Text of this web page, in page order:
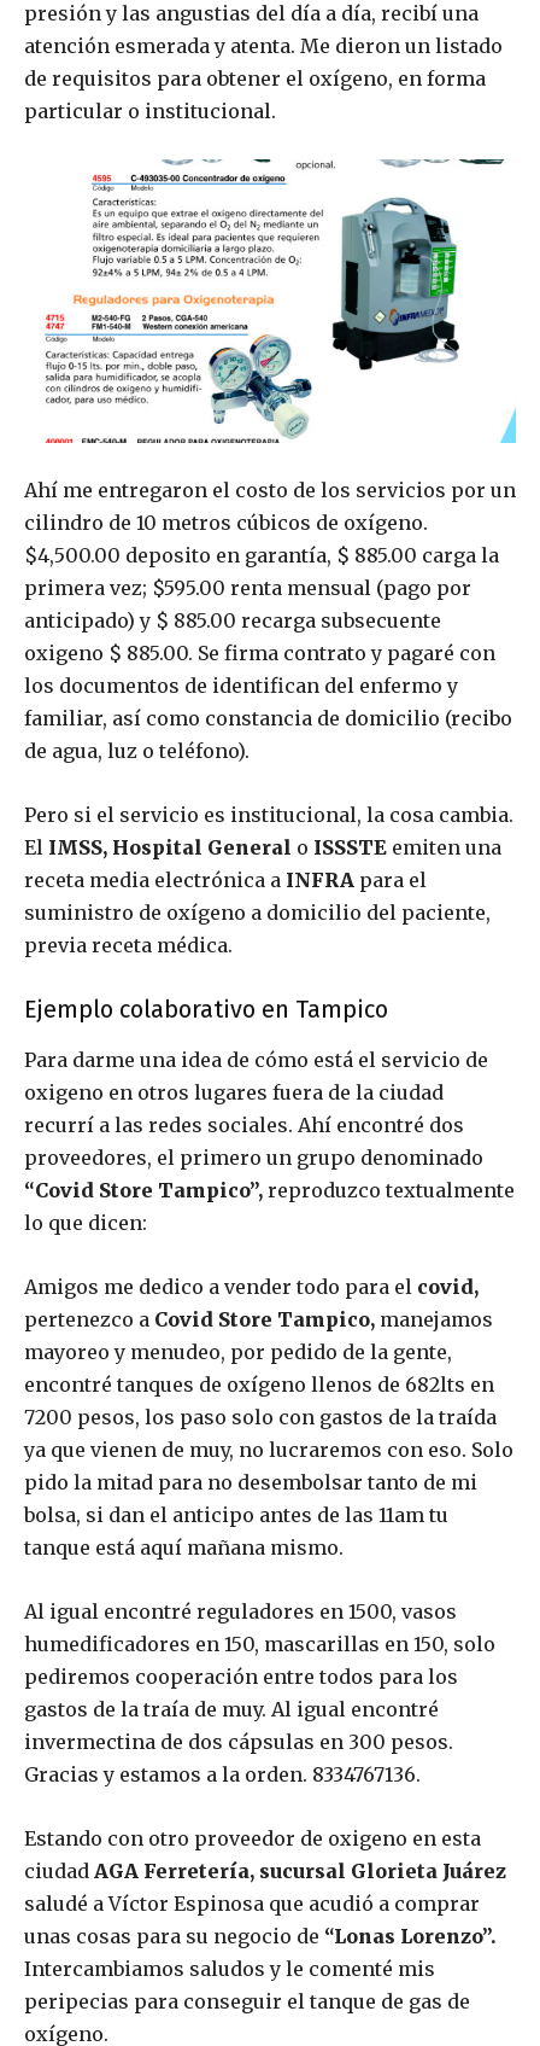
presión y las angustias del día a día, recibí una
atención esmerada y atenta. Me dieron un listado
de requisitos para obtener el oxígeno, en forma
particular o institucional.
Ahí me entregaron el costo de los servicios por un
cilindro de 10 metros cúbicos de oxígeno.
$4,500.00 deposito en garantía, $ 885.00 carga la
primera vez; $595.00 renta mensual (pago por
anticipado) y $ 885.00 recarga subsecuente
oxigeno $ 885.00. Se firma contrato y pagaré con
los documentos de identifican del enfermo y
familiar, así como constancia de domicilio (recibo
de agua, luz o teléfono).
Pero si el servicio es institucional, la cosa cambia.
El IMSS, Hospital General o ISSSTE emiten una
receta media electrónica a INFRA para el
suministro de oxígeno a domicilio del paciente,
previa receta médica.
Ejemplo colaborativo en Tampico
Para darme una idea de cómo está el servicio de
oxigeno en otros lugares fuera de la ciudad
recurrí a las redes sociales. Ahí encontré dos
proveedores, el primero un grupo denominado
“Covid Store Tampico”, reproduzco textualmente
lo que dicen:
Amigos me dedico a vender todo para el covid,
pertenezco a Covid Store Tampico, manejamos
mayoreo y menudeo, por pedido de la gente,
encontré tanques de oxígeno llenos de 682lts en
7200 pesos, los paso solo con gastos de la traída
ya que vienen de muy, no lucraremos con eso. Solo
pido la mitad para no desembolsar tanto de mi
bolsa, si dan el anticipo antes de las 11am tu
tanque está aquí mañana mismo.
Al igual encontré reguladores en 1500, vasos
humedificadores en 150, mascarillas en 150, solo
pediremos cooperación entre todos para los
gastos de la traía de muy. Al igual encontré
invermectina de dos cápsulas en 300 pesos.
Gracias y estamos a la orden. 8334767136.
Estando con otro proveedor de oxigeno en esta
ciudad AGA Ferretería, sucursal Glorieta Juárez
saludé a Víctor Espinosa que acudió a comprar
unas cosas para su negocio de “Lonas Lorenzo”.
Intercambiamos saludos y le comenté mis
peripecias para conseguir el tanque de gas de
oxígeno.